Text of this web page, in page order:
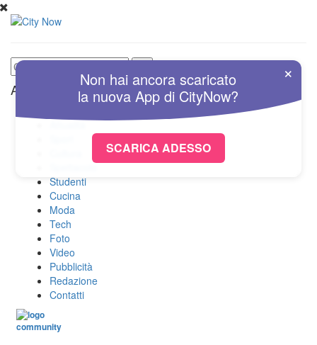
Altre Sezioni
Attualità
Spettacolo
Studenti
Cucina
Moda
Tech
Foto
Video
Pubblicità
Redazione
Contatti
×
Non hai ancora scaricato
la nuovaApp di CityNow?
SCARICA ADESSO